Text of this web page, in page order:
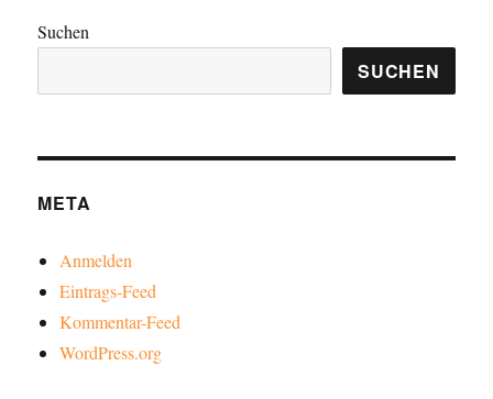
Suchen
SUCHEN
META
Anmelden
Eintrags-Feed
Kommentar-Feed
WordPress.org